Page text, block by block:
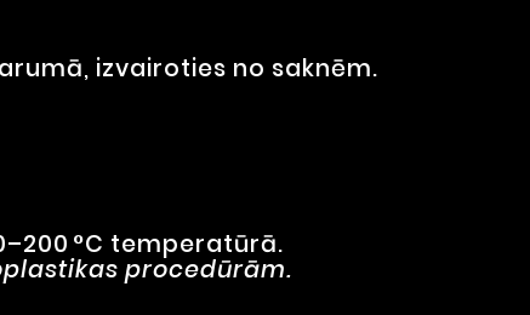
izvairoties no saknēm.
°C temperatūrā.
procedūrām.